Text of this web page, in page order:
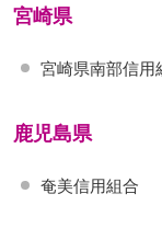
宮崎県
宮崎県南部信用
鹿児島県
奄美信用組合